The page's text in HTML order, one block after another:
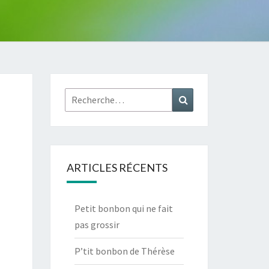
Rechercher :
ARTICLES RÉCENTS
Petit bonbon qui ne fait
pas grossir
P’tit bonbon de Thérèse